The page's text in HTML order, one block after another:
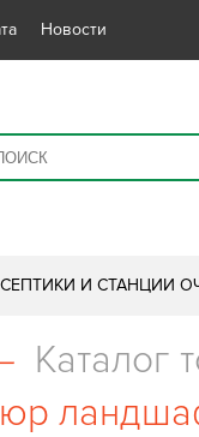
Новости
СЕПТИКИ И СТАНЦИИ
Каталог